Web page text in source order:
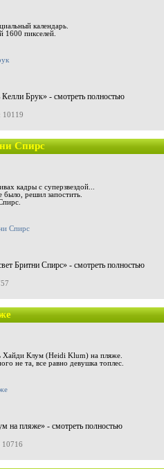
календарь.
пикселей.
Келли Брук» - смотреть полностью
10119
Спирс
кадры с суперзвездой...
решил запостить.
Бритни Спирс» - смотреть полностью
Хайди Клум (Heidi Klum) на пляже.
не та, все равно девушка топлес.
на пляже» - смотреть полностью
10716